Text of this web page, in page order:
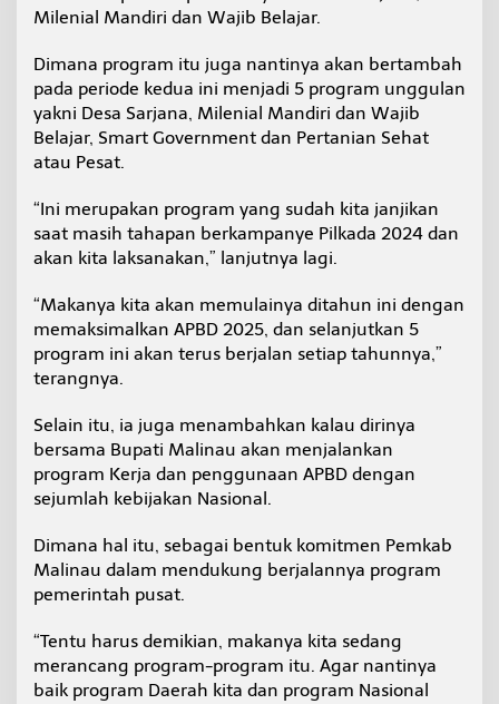
D
r
a
h
Milenial Mandiri dan Wajib Belajar.
Dimana program itu juga nantinya akan bertambah
pada periode kedua ini menjadi 5 program unggulan
yakni Desa Sarjana, Milenial Mandiri dan Wajib
Belajar, Smart Government dan Pertanian Sehat
atau Pesat.
“Ini merupakan program yang sudah kita janjikan
saat masih tahapan berkampanye Pilkada 2024 dan
akan kita laksanakan,” lanjutnya lagi.
“Makanya kita akan memulainya ditahun ini dengan
memaksimalkan APBD 2025, dan selanjutkan 5
program ini akan terus berjalan setiap tahunnya,”
terangnya.
Selain itu, ia juga menambahkan kalau dirinya
bersama Bupati Malinau akan menjalankan
program Kerja dan penggunaan APBD dengan
sejumlah kebijakan Nasional.
Dimana hal itu, sebagai bentuk komitmen Pemkab
Malinau dalam mendukung berjalannya program
pemerintah pusat.
“Tentu harus demikian, makanya kita sedang
merancang program-program itu. Agar nantinya
baik program Daerah kita dan program Nasional